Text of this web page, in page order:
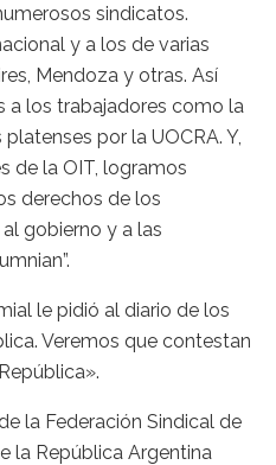
sindicatos.
y a los de varias
Mendoza y otras. Así
los trabajadores como la
por la UOCRA. Y,
de la OIT, logramos
derechos de los
gobierno y a las
le pidió al diario de los
Veremos que contestan
la Federación Sindical de
la República Argentina